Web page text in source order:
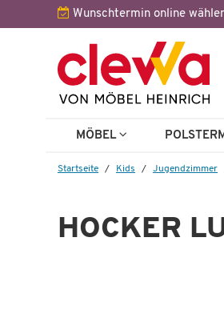
Wunschtermin online
MÖBEL
Startseite Kids Jugendzimmer
HOCKER